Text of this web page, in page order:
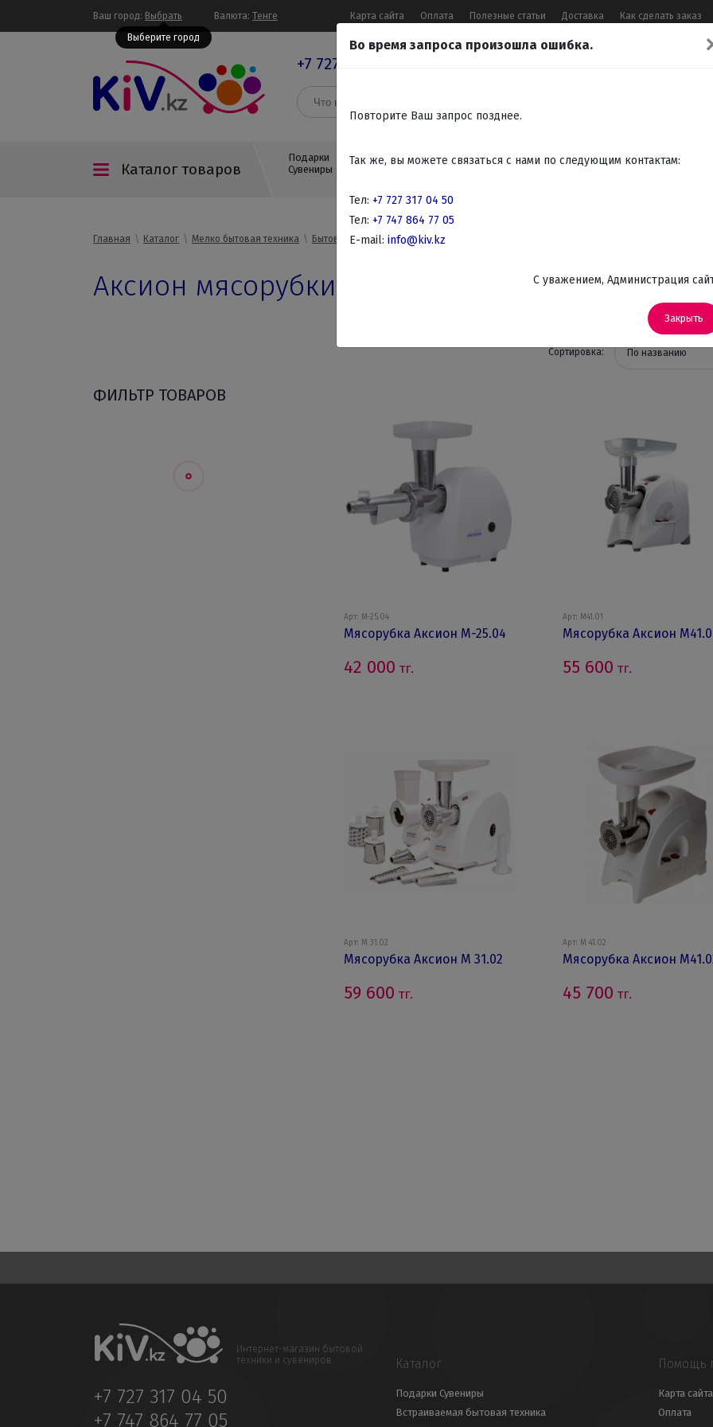
Ваш город: Выбрать Валюта: Тенге Карта сайта Оплата Полезные статьи Доставка Как сделать заказ
+7 727 317 04 50
Каталог товаров
Подарки
Сувениры
Встраиваемая
бытовая
Крупно
Мелко
Красота,
Главная Каталог Мелко бытовая техника Бытовая техника для кухни
Аксион мясорубки
Сортировка: По названию
ФИЛЬТР ТОВАРОВ
Арт: M-25.04
Мясорубка Аксион M-25.04
42 000 тг.
Арт: M41.01
Мясорубка Аксион
55 600 тг.
Арт: М 31.02
Мясорубка Аксион М 31.02
59 600 тг.
Арт: М 41.02
Мясорубка Аксион
45 700 тг.
Интернет-магазин бытовой
техники и сувениров
+7 727 317 04 50
+7 747 864 77 05
Каталог
Подарки Сувениры
Встраиваемая бытовая техника
Помощь
Карта сайта
Оплата
Во время запроса произошла ошибка.
Повторите Ваш запрос позднее.
Так же, вы можете связаться с нами по следующим контактам:
Тел: +7 727 317 04 50
Тел: +7 747 864 77 05
E-mail: info@kiv.kz
C уважением, Администрация
Закрыть
Выберите город